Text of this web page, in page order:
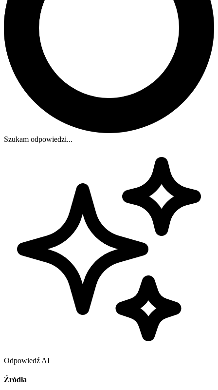
Szukam odpowiedzi...
Odpowiedź AI
Źródła